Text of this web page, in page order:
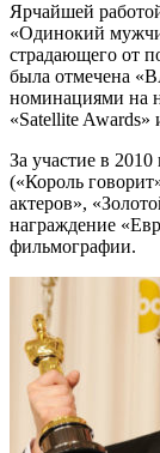
Ярчайшей
«Одинокий
страдающего от
была отмечена
номинациями на
«Satellite
За участие в
(«Король
актеров»,
награждение
фильмографии.